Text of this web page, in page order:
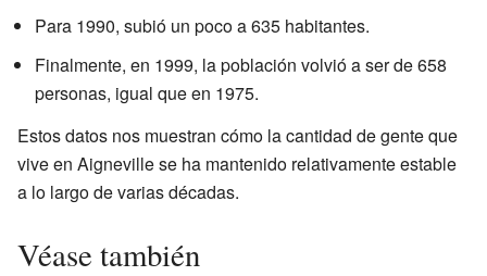
Para 1990, subió un poco a 635 habitantes.
Finalmente, en 1999, la población volvió a ser de 658
personas, igual que en 1975.
Estos datos nos muestran cómo la cantidad de gente que
vive en Aigneville se ha mantenido relativamente estable
a lo largo de varias décadas.
Véase también